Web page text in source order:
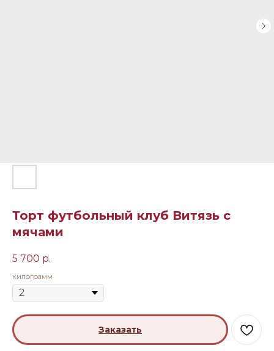
Торт футбольный клуб Витязь с
мячами
5 700 р.
килограмм
Заказать